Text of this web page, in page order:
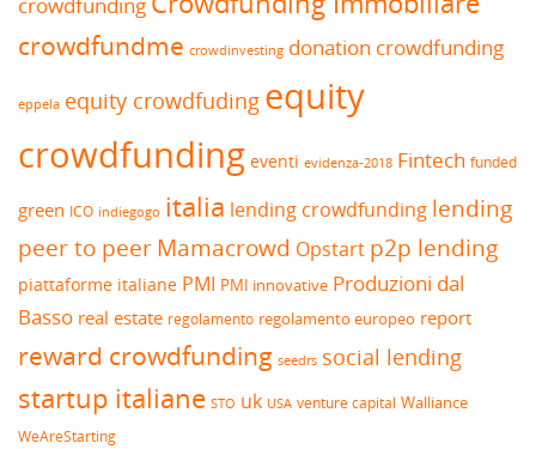
crowdfundme crowdinvesting donation crowdfunding
eppela equity crowdfuding equity
crowdfunding eventi evidenza-2018 Fintech funded
green ICO indiegogo italia lending crowdfunding lending
peer to peerMamacrowd Opstart p2p lending
piattaforme italiane PMI PMI innovative Produzioni dal
Basso real estate regolamento regolamento europeo report
reward crowdfunding seedrs social lending
startup italiane STO uk USA venture capital Walliance
WeAreStarting